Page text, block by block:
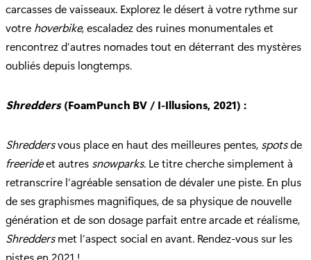
carcasses de vaisseaux. Explorez le désert à votre rythme sur
votre hoverbike, escaladez des ruines monumentales et
rencontrez d’autres nomades tout en déterrant des mystères
oubliés depuis longtemps.
Shredders(FoamPunch BV / I-Illusions, 2021) :
Shreddersvous place en haut des meilleures pentes, spotsde
freerideet autres snowparks. Le titre cherche simplement à
retranscrire l’agréable sensation de dévaler une piste. En plus
de ses graphismes magnifiques, de sa physique de nouvelle
génération et de son dosage parfait entre arcade et réalisme,
Shreddersmet l’aspect social en avant. Rendez-vous sur les
pistes en 2021 !